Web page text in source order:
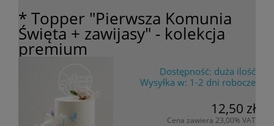
* Topper "Pierwsza Komunia
Święta + zawijasy" - kolekcja
premium
Dostępność: duża ilość
Wysyłka w: 1-2 dni robocze
12,50 zł
Cena zawiera 23,00% VAT